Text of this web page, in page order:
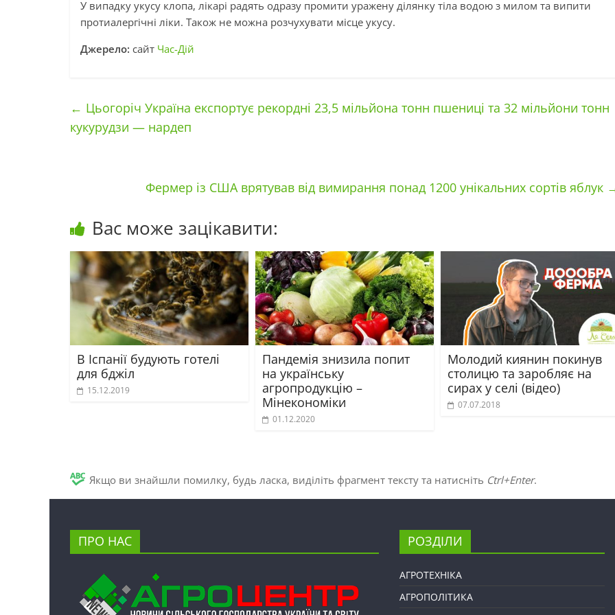
У випадку укусу клопа, лікарі радять одразу промити уражену ділянку тіла водою з милом та випити
протиалергічні ліки. Також не можна розчухувати місце укусу.
Джерело: сайт Час-Дій
← Цьогоріч Україна експортує рекордні 23,5 мільйона тонн пшениці та 32 мільйони тонн
кукурудзи — нардеп
Фермер із США врятував від вимирання понад 1200 унікальних сортів яблук
Вас може зацікавити:
В Іспанії будують готелі
для бджіл
15.12.2019
Пандемія знизила попит
на українську
агропродукцію –
Мінекономіки
01.12.2020
Молодий киянин покинув
столицю та заробляє на
сирах у селі (відео)
07.07.2018
Якщо ви знайшли помилку, будь ласка, виділіть фрагмент тексту та натисніть Ctrl+Enter.
ПРО НАС РОЗДІЛИ
АГРОТЕХНІКА
АГРОПОЛІТИКА